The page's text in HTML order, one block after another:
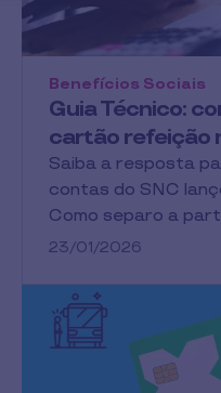
Guia Técnico:
cartão refeição
Benefícios Sociais
Saiba a resposta
contas do SNC
Como separo a
23/01/2026